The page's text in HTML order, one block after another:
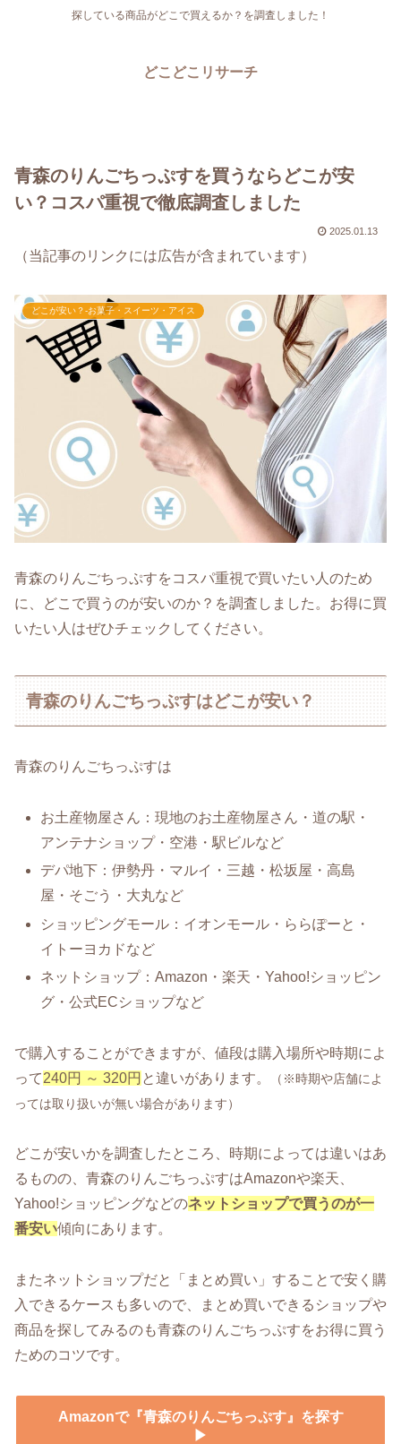
探している商品がどこで買えるか？を調査しました！
どこどこリサーチ
青森のりんごちっぷすを買うならどこが安
い？コスパ重視で徹底調査しました
2025.01.13
（当記事のリンクには広告が含まれています）
どこが安い？-お菓子・スイーツ・アイス
青森のりんごちっぷすをコスパ重視で買いたい人のため
に、どこで買うのが安いのか？を調査しました。お得に買
いたい人はぜひチェックしてください。
青森のりんごちっぷすはどこが安い？
青森のりんごちっぷすは
お土産物屋さん：現地のお土産物屋さん・道の駅・
アンテナショップ・空港・駅ビルなど
デパ地下：伊勢丹・マルイ・三越・松坂屋・高島
屋・そごう・大丸など
ショッピングモール：イオンモール・ららぽーと・
イトーヨカドなど
ネットショップ：Amazon・楽天・Yahoo!ショッピン
グ・公式ECショップなど
で購入することができますが、値段は購入場所や時期によ
って240円 ～ 320円 と違いがあります。
（※時期や店舗によ
っては取り扱いが無い場合があります）
どこが安いかを調査したところ、時期によっては違いはあ
るものの、青森のりんごちっぷすはAmazonや楽天、
Yahoo!ショッピングなどのネットショップで買うのが一
番安い傾向にあります。
またネットショップだと「まとめ買い」することで安く購
入できるケースも多いので、まとめ買いできるショップや
商品を探してみるのも青森のりんごちっぷすをお得に買う
ためのコツです。
Amazonで『青森のりんごちっぷす』を探す
▶